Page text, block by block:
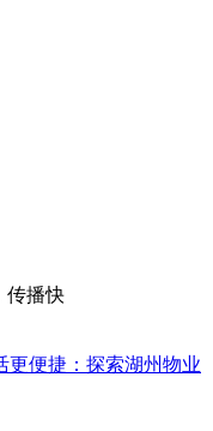
传播快
更便捷：探索湖州物业